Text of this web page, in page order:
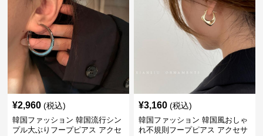
¥2,960 (税込)
韓国ファッション 韓国流行シン
プル大ぶりフープピアス アクセ
¥3,160 (税込)
韓国ファッション 韓国風おしゃ
れ不規則フープピアス アクセサ